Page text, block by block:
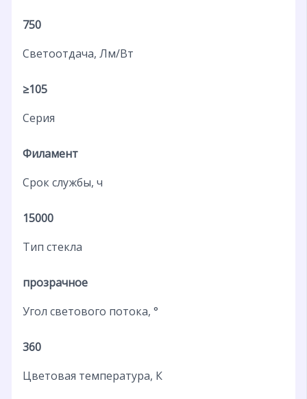
750
Светоотдача, Лм/Вт
≥105
Серия
Филамент
Срок службы, ч
15000
Тип стекла
прозрачное
Угол светового потока, °
360
Цветовая температура, К